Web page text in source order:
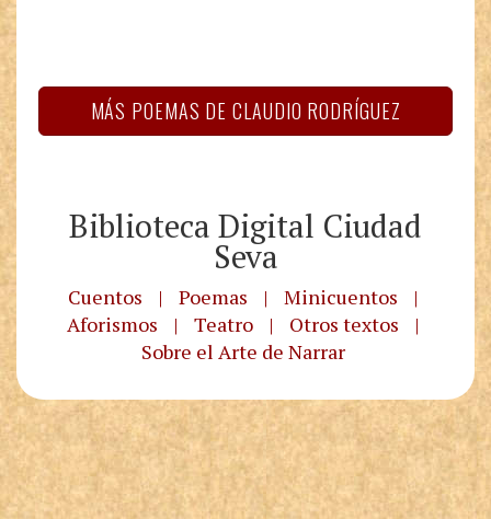
MÁS POEMAS DE CLAUDIO RODRÍGUEZ
Biblioteca Digital Ciudad
Seva
Cuentos | Poemas | Minicuentos
|
Aforismos
| Teatro | Otros textos
|
Sobre el Arte de Narrar